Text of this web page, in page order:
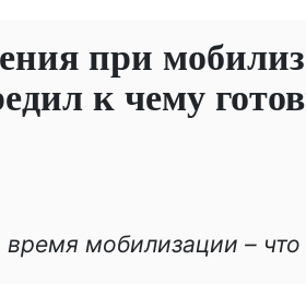
при
к чему
мобилизации – что